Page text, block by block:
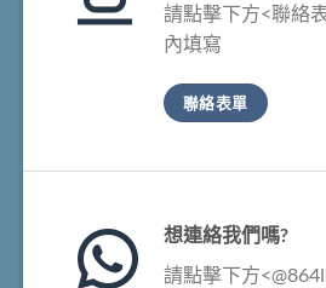
請點擊下方<聯絡
內填寫
聯絡表單
想連絡我們嗎?
請點擊下方